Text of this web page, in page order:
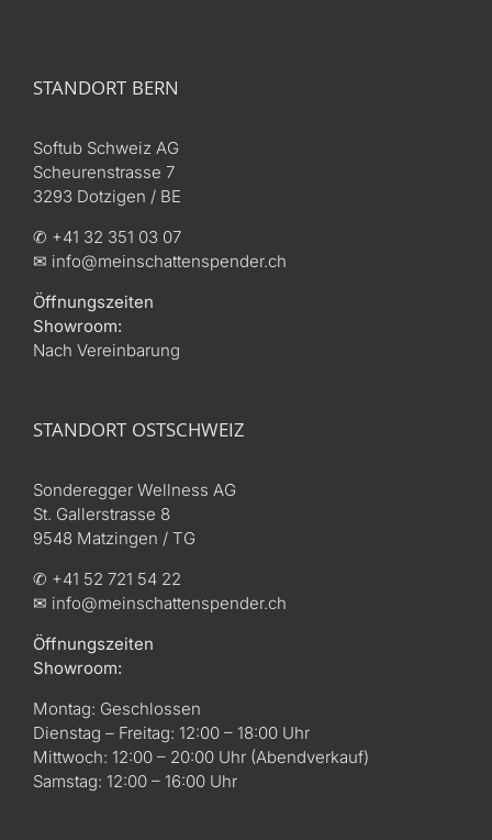
STANDORT BERN
Softub Schweiz AG
Scheurenstrasse 7
3293 Dotzigen / BE
✆ +41 32 351 03 07
✉ info@meinschattenspender.ch
Öffnungszeiten
Showroom:
Nach Vereinbarung
STANDORT OSTSCHWEIZ
Sonderegger Wellness AG
St. Gallerstrasse 8
9548 Matzingen / TG
✆ +41 52 721 54 22
✉ info@meinschattenspender.ch
Öffnungszeiten
Showroom:
Montag: Geschlossen
Dienstag – Freitag: 12:00 – 18:00 Uhr
Mittwoch: 12:00 – 20:00 Uhr (Abendverkauf)
Samstag: 12:00 – 16:00 Uhr